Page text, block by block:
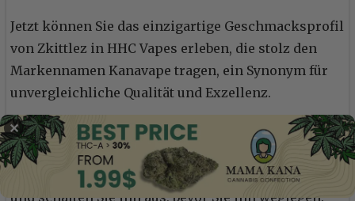
Jetzt können Sie das einzigartige Geschmacksprofil
von Zkittlez in HHC Vapes erleben, die stolz den
Markennamen Kanavape tragen, ein Synonym für
unvergleichliche Qualität und Exzellenz.
Die Verwendung des HHC Zkittlez Vapes ist
mühelos, da er vorgeladen und einsatzbereit ist.
Schalten Sie ihn einfach ein, nehmen Sie einen Zug,
und schalten Sie ihn aus, bevor Sie ihn weglegen.
✕